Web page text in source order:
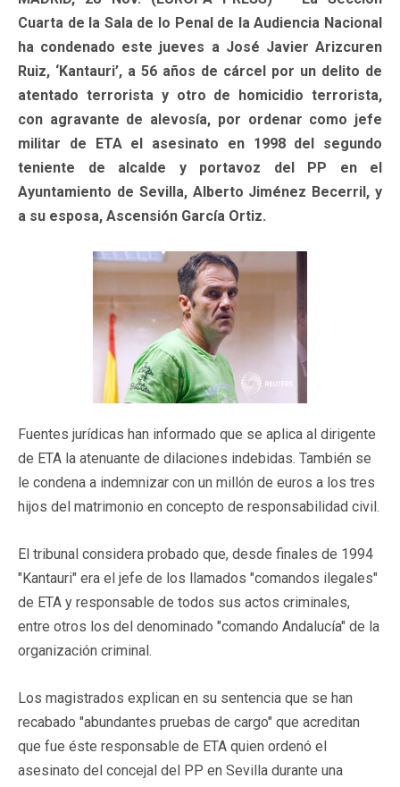
Cuarta de la Sala de lo Penal de la Audiencia Nacional
ha condenado este jueves a José Javier Arizcuren
Ruiz, ‘Kantauri’, a 56 años de cárcel por un delito de
atentado terrorista y otro de homicidio terrorista,
con agravante de alevosía, por ordenar como jefe
militar de ETA el asesinato en 1998 del segundo
teniente de alcalde y portavoz del PP en el
Ayuntamiento de Sevilla, Alberto Jiménez Becerril, y
a su esposa, Ascensión García Ortiz.
Fuentes jurídicas han informado que se aplica al dirigente
de ETA la atenuante de dilaciones indebidas. También se
le condena a indemnizar con un millón de euros a los tres
hijos del matrimonio en concepto de responsabilidad civil.
El tribunal considera probado que, desde finales de 1994
"Kantauri" era el jefe de los llamados "comandos ilegales"
de ETA y responsable de todos sus actos criminales,
entre otros los del denominado "comando Andalucía" de la
organización criminal.
Los magistrados explican en su sentencia que se han
recabado "abundantes pruebas de cargo" que acreditan
que fue éste responsable de ETA quien ordenó el
asesinato del concejal del PP en Sevilla durante una